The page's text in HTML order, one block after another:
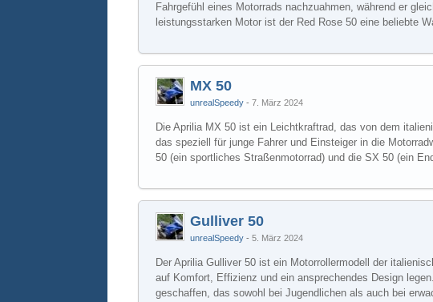
Fahrgefühl eines Motorrads nachzuahmen, während er
leistungsstarken Motor ist der Red Rose 50 eine beliebte
MX 50
unrealSpeedy 7. März 2024
Die Aprilia MX 50 ist ein Leichtkraftrad, das von dem
das speziell für junge Fahrer und Einsteiger in die
50 (ein sportliches Straßenmotorrad) und die SX 50 (ein
Gulliver 50
unrealSpeedy 5. März 2024
Der Aprilia Gulliver 50 ist ein Motorrollermodell der
auf Komfort, Effizienz und ein ansprechendes Design
geschaffen, das sowohl bei Jugendlichen als auch bei